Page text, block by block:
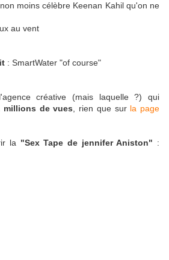
moins célèbre Keenan Kahil qu'on ne
au vent
: SmartWater "of course"
créative (mais laquelle ?) qui
millions de vues , rien que sur la page
la "Sex Tape de jennifer Aniston" :